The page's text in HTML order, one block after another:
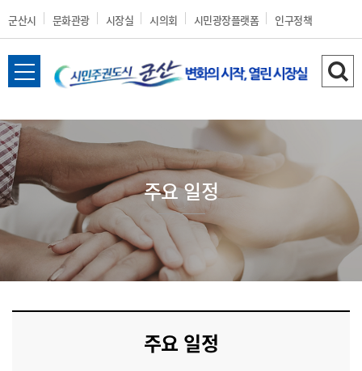
군산시 문화관광 시장실 시의회 시민광장플랫폼 인구정책
전
메
뉴
열
기
검
하
주요 일정
주요 일정